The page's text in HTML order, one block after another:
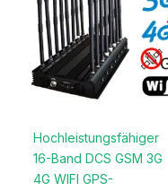
Hochleistungsfähiger
16-Band DCS GSM 3G
4G WIFI GPS-